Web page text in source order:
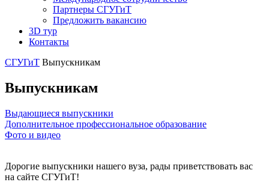
Партнеры СГУГиТ
Предложить вакансию
3D тур
Контакты
СГУГиТ Выпускникам
Выпускникам
Выдающиеся выпускники
Дополнительное профессиональное образование
Фото и видео
Дорогие выпускники нашего вуза, рады приветствовать вас
на сайте СГУГиТ!